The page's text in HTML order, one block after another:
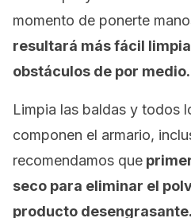
momento de ponerte
resultará más fácil
obstáculos de por medio.
Limpia las baldas y todos
componen el armario,
recomendamos que
seco para eliminar el
producto desengrasante.